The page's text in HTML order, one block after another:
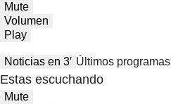
Mute
Volumen
Play
Noticias en 3′ Últimos programas
Estas escuchando
Mute